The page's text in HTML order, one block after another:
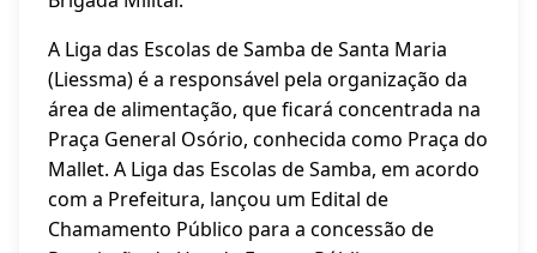
A Liga das Escolas de Samba de Santa Maria
(Liessma) é a responsável pela organização da
área de alimentação, que ficará concentrada na
Praça General Osório, conhecida como Praça do
Mallet. A Liga das Escolas de Samba, em acordo
com a Prefeitura, lançou um Edital de
Chamamento Público para a concessão de